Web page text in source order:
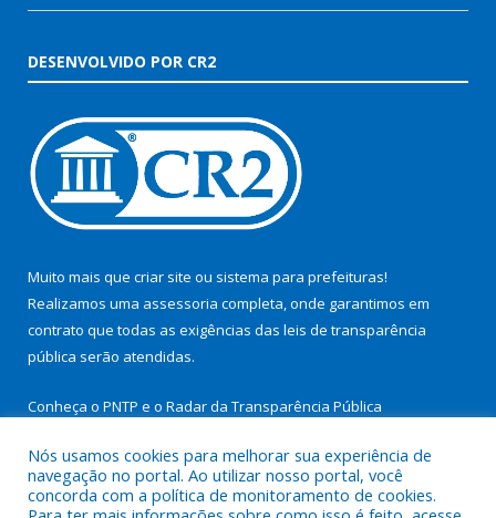
DESENVOLVIDO POR CR2
Muito mais que criar site ou sistema para prefeituras!
Realizamos uma assessoria completa, onde garantimos em
contrato que todas as exigências das leis de transparência
pública serão atendidas.
Conheça o PNTP e o Radar da Transparência Pública
Nós usamos cookies para melhorar sua experiência de
navegação no portal. Ao utilizar nosso portal, você
concorda com a política de monitoramento de cookies.